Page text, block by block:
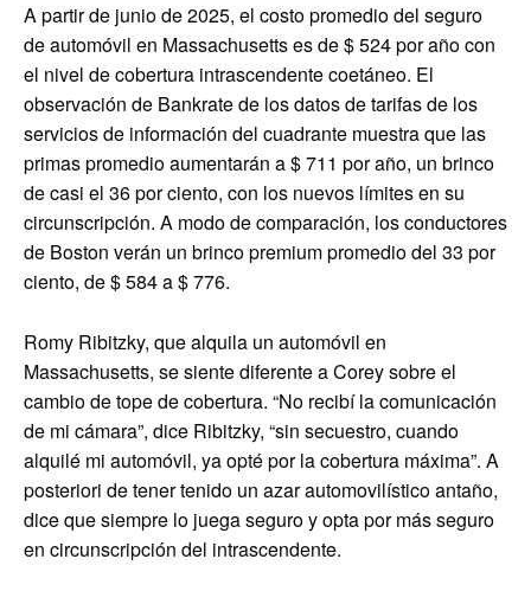
A partir de junio de 2025, el costo promedio del seguro
de automóvil en Massachusetts es de $ 524 por año con
el nivel de cobertura intrascendente coetáneo. El
observación de Bankrate de los datos de tarifas de los
servicios de información del cuadrante muestra que las
primas promedio aumentarán a $ 711 por año, un brinco
de casi el 36 por ciento, con los nuevos límites en su
circunscripción. A modo de comparación, los conductores
de Boston verán un brinco premium promedio del 33 por
ciento, de $ 584 a $ 776.
Romy Ribitzky, que alquila un automóvil en
Massachusetts, se siente diferente a Corey sobre el
cambio de tope de cobertura. “No recibí la comunicación
de mi cámara”, dice Ribitzky, “sin secuestro, cuando
alquilé mi automóvil, ya opté por la cobertura máxima”. A
posteriori de tener tenido un azar automovilístico antaño,
dice que siempre lo juega seguro y opta por más seguro
en circunscripción del intrascendente.